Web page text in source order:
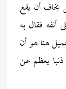
يخاف أن يقع
فقال به
هنا هو أن
ذنبا يعظم عن